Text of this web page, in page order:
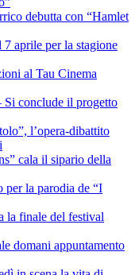
debutta con “Hamlet
aprile per la stagione
al Tau Cinema
conclude il progetto
l’opera-dibattito
cala il sipario della
la parodia de “I
finale del festival
domani appuntamento